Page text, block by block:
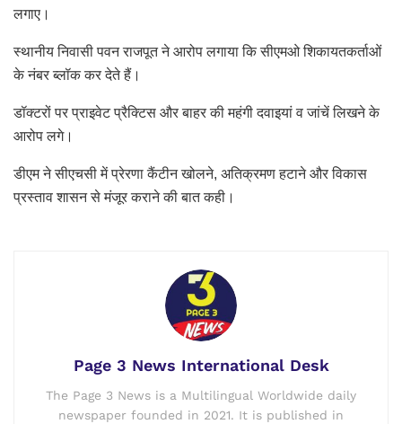
लगाए।
स्थानीय निवासी पवन राजपूत ने आरोप लगाया कि सीएमओ शिकायतकर्ताओं
के नंबर ब्लॉक कर देते हैं।
डॉक्टरों पर प्राइवेट प्रैक्टिस और बाहर की महंगी दवाइयां व जांचें लिखने के
आरोप लगे।
डीएम ने सीएचसी में प्रेरणा कैंटीन खोलने, अतिक्रमण हटाने और विकास
प्रस्ताव शासन से मंजूर कराने की बात कही।
Page 3 News International Desk
The Page 3 News is a Multilingual Worldwide daily
newspaper founded in 2021. It is published in